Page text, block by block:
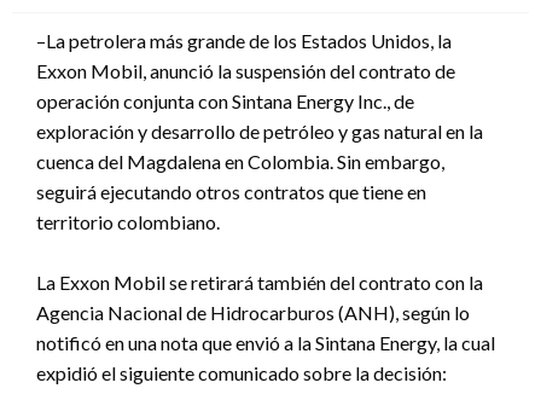
–La petrolera más grande de los Estados Unidos, la
Exxon Mobil, anunció la suspensión del contrato de
operación conjunta con Sintana Energy Inc., de
exploración y desarrollo de petróleo y gas natural en la
cuenca del Magdalena en Colombia. Sin embargo,
seguirá ejecutando otros contratos que tiene en
territorio colombiano.
La Exxon Mobil se retirará también del contrato con la
Agencia Nacional de Hidrocarburos (ANH), según lo
notificó en una nota que envió a la Sintana Energy, la cual
expidió el siguiente comunicado sobre la decisión: